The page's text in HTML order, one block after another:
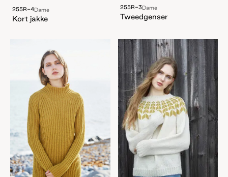
255R-4Dame
Kort jakke
255R-3Dame
Tweedgenser